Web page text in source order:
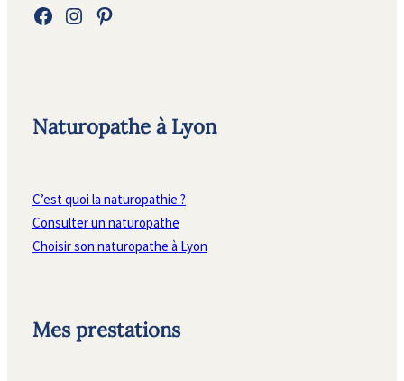
Facebook Instagram Pinterest
Naturopathe à Lyon
C’est quoi la naturopathie ?
Consulter un naturopathe
Choisir son naturopathe à Lyon
Mes prestations